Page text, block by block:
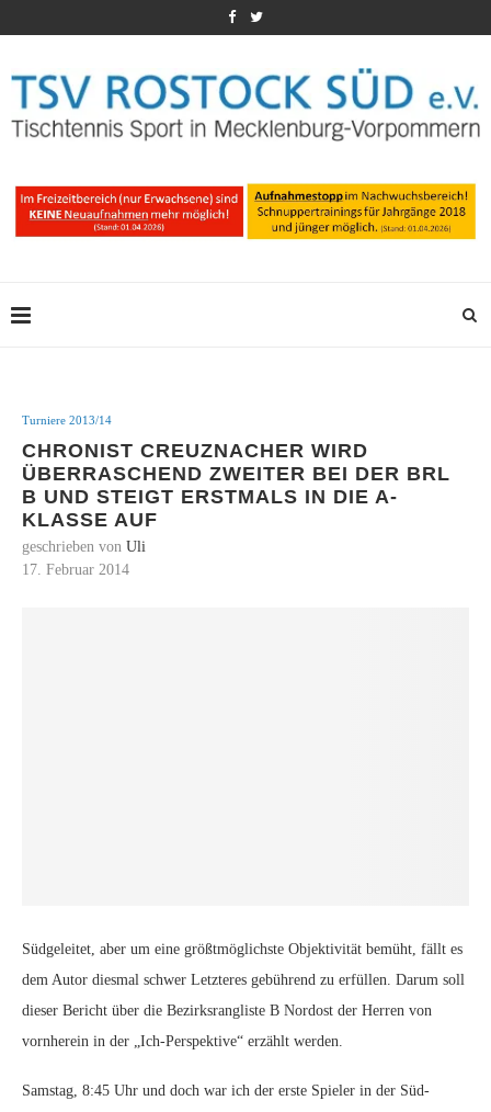
Turniere 2013/14
CHRONIST CREUZNACHER WIRD
ÜBERRASCHEND ZWEITER BEI DER BRL
B UND STEIGT ERSTMALS IN DIE A-
KLASSE AUF
geschrieben von Uli
17. Februar 2014
Südgeleitet, aber um eine größtmöglichste Objektivität bemüht, fällt es
dem Autor diesmal schwer Letzteres gebührend zu erfüllen. Darum soll
dieser Bericht über die Bezirksrangliste B Nordost der Herren von
vornherein in der „Ich-Perspektive“ erzählt werden.
Samstag, 8:45 Uhr und doch war ich der erste Spieler in der Süd-